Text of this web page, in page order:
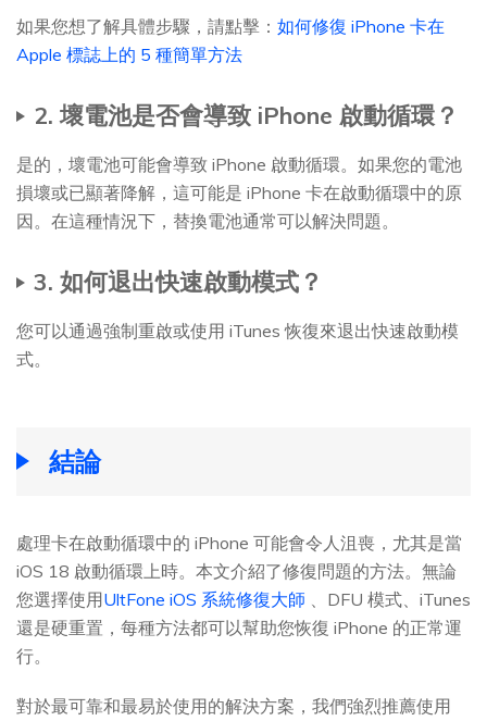
如果您想了解具體步驟，請點擊： 如何修復 iPhone 卡在
Apple 標誌上的 5 種簡單方法
2. 壞電池是否會導致 iPhone 啟動循環？
是的，壞電池可能會導致 iPhone 啟動循環。如果您的電池
損壞或已顯著降解，這可能是 iPhone 卡在啟動循環中的原
因。在這種情況下，替換電池通常可以解決問題。
3. 如何退出快速啟動模式？
您可以通過強制重啟或使用 iTunes 恢復來退出快速啟動模
式。
結論
處理卡在啟動循環中的 iPhone 可能會令人沮喪，尤其是當
iOS 18 啟動循環上時。本文介紹了修復問題的方法。無論
您選擇使用UltFone iOS 系統修復大師 、DFU 模式、iTunes
還是硬重置，每種方法都可以幫助您恢復 iPhone 的正常運
行。
對於最可靠和最易於使用的解決方案，我們強烈推薦使用